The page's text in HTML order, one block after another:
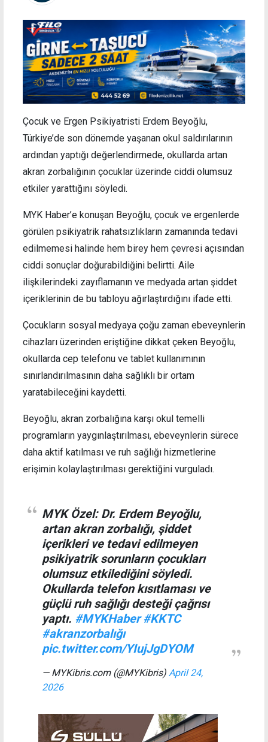
Çocuk ve Ergen Psikiyatristi Erdem Beyoğlu,
Türkiye’de son dönemde yaşanan okul saldırılarının
ardından yaptığı değerlendirmede, okullarda artan
akran zorbalığının çocuklar üzerinde ciddi olumsuz
etkiler yarattığını söyledi.
MYK Haber’e konuşan Beyoğlu, çocuk ve ergenlerde
görülen psikiyatrik rahatsızlıkların zamanında tedavi
edilmemesi halinde hem birey hem çevresi açısından
ciddi sonuçlar doğurabildiğini belirtti. Aile
ilişkilerindeki zayıflamanın ve medyada artan şiddet
içeriklerinin de bu tabloyu ağırlaştırdığını ifade etti.
Çocukların sosyal medyaya çoğu zaman ebeveynlerin
cihazları üzerinden eriştiğine dikkat çeken Beyoğlu,
okullarda cep telefonu ve tablet kullanımının
sınırlandırılmasının daha sağlıklı bir ortam
yaratabileceğini kaydetti.
Beyoğlu, akran zorbalığına karşı okul temelli
programların yaygınlaştırılması, ebeveynlerin sürece
daha aktif katılması ve ruh sağlığı hizmetlerine
erişimin kolaylaştırılması gerektiğini vurguladı.
MYK Özel: Dr. Erdem Beyoğlu,
artan akran zorbalığı, şiddet
içerikleri ve tedavi edilmeyen
psikiyatrik sorunların çocukları
olumsuz etkilediğini söyledi.
Okullarda telefon kısıtlaması ve
güçlü ruh sağlığı desteği çağrısı
yaptı. #MYKHaber #KKTC
#akranzorbalığı
pic.twitter.com/YIujJgDYOM
— MYKibris.com (@MYKibris) April 24,
2026